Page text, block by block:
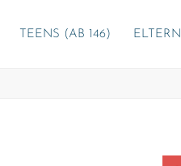
TEENS (AB 146) ELTERN